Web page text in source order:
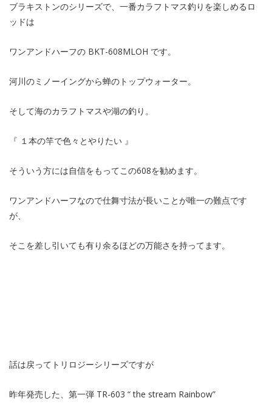
ブラキストンのシリーズで、一番カラフトマス釣りを楽しめるロ
ッドは
ワンアンドハーフの BKT-608MLOH です。
河川のミノーイングから蝉のトップウォーター。
そして海のカラフトマスや湖の釣り。
『 １本の竿で色々とやりたい 』
そういう方には自信をもってこの608を勧めます。
ワンアンドハーフなので仕舞寸法が長いことが唯一の難点です
が、
そこを差し引いても有り余るほどの万能さを持ってます。
話は戻ってトリロジーシリーズですが
昨年発売した、第一弾 TR-603 “ the stream Rainbow”